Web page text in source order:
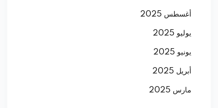
أغسطس 2025
يوليو 2025
يونيو 2025
أبريل 2025
مارس 2025